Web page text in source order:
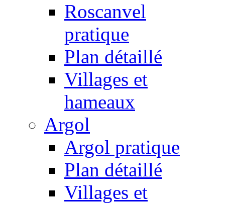
Roscanvel
pratique
Plan détaillé
Villages et
hameaux
Argol
Argol pratique
Plan détaillé
Villages et